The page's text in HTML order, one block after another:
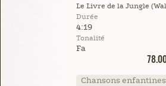
Le Livre de la Jungle
Durée
4:19
Tonalité
Fa
Chansons enfantines